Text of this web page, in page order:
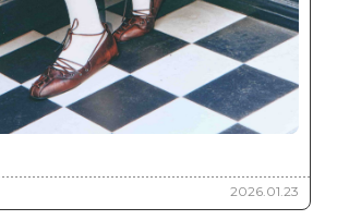
2026.01.23